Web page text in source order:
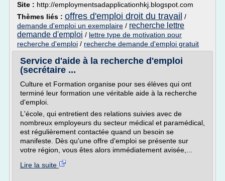
Site : http://employmentsadapplicationhkj.blogspot.com
Thèmes liés : offres d'emploi droit du travail /
demande d'emploi un exemplaire / recherche lettre
demande d'emploi / lettre type de motivation pour
recherche d'emploi / recherche demande d'emploi gratuit
Service d'aide à la recherche d'emploi
(secrétaire ...
Culture et Formation organise pour ses élèves qui ont
terminé leur formation une véritable aide à la recherche
d'emploi.
L'école, qui entretient des relations suivies avec de
nombreux employeurs du secteur médical et paramédical,
est régulièrement contactée quand un besoin se
manifeste. Dès qu'une offre d'emploi se présente sur
votre région, vous êtes alors immédiatement avisée,...
Lire la suite